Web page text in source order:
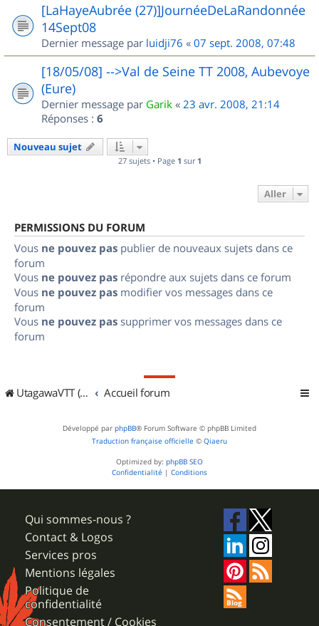
[LaHayeAubrée (27)]JournéeDeLaRandonnée
14Sept08
Dernier message par luidji76 « 07 sept. 2008, 07:48
[18/05/08] -->Val de Seine TT 2008, Aubevoye
(Eure)
Dernier message par Garik « 23 avr. 2008, 21:14
Réponses : 6
Nouveau sujet
27 sujets • Page 1 sur 1
Aller
PERMISSIONS DU FORUM
Vous ne pouvez pas publier de nouveaux sujets dans ce
forum
Vous ne pouvez pas répondre aux sujets dans ce forum
Vous ne pouvez pas modifier vos messages dans ce
forum
Vous ne pouvez pas supprimer vos messages dans ce
forum
UtagawaVTT (Randos VTT et VTTAE avec traces GPS) Accueil forum
Développé par phpBB® Forum Software © phpBB Limited
Traduction française officielle © Qiaeru
Optimized by: phpBB SEO
Confidentialité | Conditions
Qui sommes-nous ?
Contact & Logos
Services pros
Mentions légales
Politique de
confidentialité
Consentement / Cookies